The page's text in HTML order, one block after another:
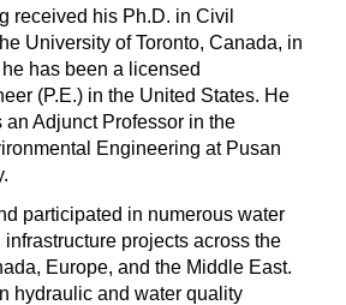
received his Ph.D. in Civil
University of Toronto, Canada, in
has been a licensed
(P.E.) in the United States. He
an Adjunct Professor in the
Engineering at Pusan
participated in numerous water
projects across the
Europe, and the Middle East.
hydraulic and water quality